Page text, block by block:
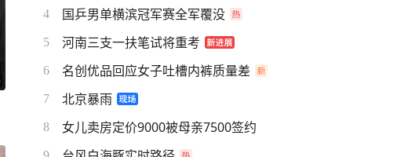
4 国乒男单横滨冠军赛全军覆没
5 河南三支一扶笔试将重考
6 名创优品回应女子吐槽内裤质量差
7 北京暴雨
8 女儿卖房定价9000被母亲7500签约